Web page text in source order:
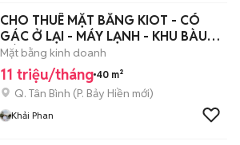
CHO THUÊ MẶT BẰNG KIOT - CÓ
GÁC Ở LẠI - MÁY LẠNH - KHU BÀU
CÁT
Mặt bằng kinh doanh
11 triệu/tháng 40 m²
Q. Tân Bình (P. Bảy Hiền mới)
Khải Phan